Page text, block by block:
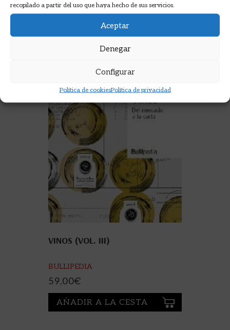
recopilado a partir del uso que haya hecho de sus servicios.
Aceptar
Denegar
Configurar
Política de cookiesPolítica de privacidad
VINOS (VOL. III)
BULLIPEDIA
59,00€
AÑADIR A LA CESTA